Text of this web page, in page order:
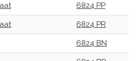
6824 PP
6824 PR
6824 BN